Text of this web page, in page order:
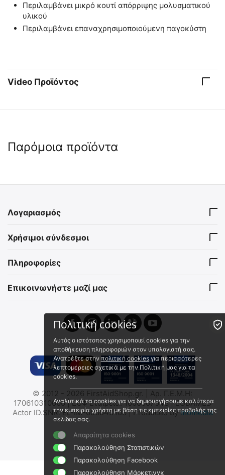
Περιλαμβάνει μικρό κουτί απόρριψης μολυσματικού
υλικού
Περιλαμβάνει επαναχρησιμοποιούμενη παγοκύστη
Video Προϊόντος
Παρόμοια προϊόντα
Elite Bags STREET'S Ιατρική
Τσάντα Επισκέψεων
Άμεσα διαθέσιμο
€139.90
Elite Bags MEDIC'S Ιατρική
⛟
Elite Bags VET'S Ιατρική
Τσάντα Κτηνιάτρου
EB03.001
Άμεσα διαθέσιμο
Αποστολή εντός 24 ωρών
(χωρίς ΦΠΑ)
⛟
Elite Bags CITY'S Ιατρική
Τσάντα Πλάτης
Επισκέψεων
EB00.015
Αποστολή εντός 24 ωρών
€ 128.70
€
⛟
Λογαριασμός
Χρήσιμοι σύνδεσμοι
Πληροφορίες
Επικοινωνήστε μαζί μας
© 2012 - 2026 FirstAidShop.gr. | Αρ. Γ.Ε.Μ.Η:
170610310000 | ΕΟΦ Εταιρεία: 1000007048 | EUDAMED
Actor ID.SNR: EL-IM-000043108 | Produced bymomedia
Πολιτική cookies
Αυτός ο ιστότοπος χρησιμοποιεί cookies για την
αποθήκευση πληροφοριών στον υπολογιστή σας.
Ανατρέξτε στην πολιτική cookiesγια περισσότερες
λεπτομέρειες σχετικά με την Πολιτική μας για τα
cookies.
Αναλυτικά τα cookies για να δημιουργήσουμε καλύτερα
την εμπειρία χρήστη με βάση τις εμπειρίες προβολής της
σελίδας σας.
Απαραίτητα cookies
Παρακολούθηση Στατιστικών
Παρακολούθηση Facebook
Παρακολούθηση Μάρκετινγκ